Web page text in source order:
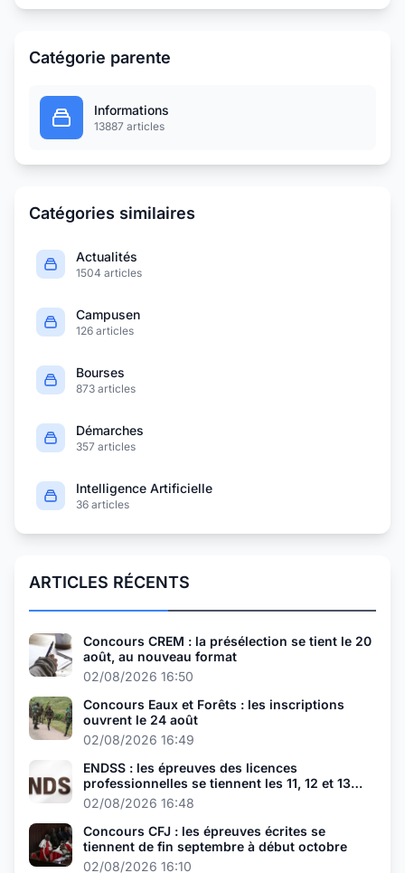
Catégorie parente
Informations
13887 articles
Catégories similaires
Actualités
1504 articles
Campusen
126 articles
Bourses
873 articles
Démarches
357 articles
Intelligence Artificielle
36 articles
ARTICLES RÉCENTS
Concours CREM : la présélection se tient le 20
août, au nouveau format
02/08/2026 16:50
Concours Eaux et Forêts : les inscriptions
ouvrent le 24 août
02/08/2026 16:49
ENDSS : les épreuves des licences
professionnelles se tiennent les 11, 12 et 13
août
02/08/2026 16:48
Concours CFJ : les épreuves écrites se
tiennent de fin septembre à début octobre
02/08/2026 16:10